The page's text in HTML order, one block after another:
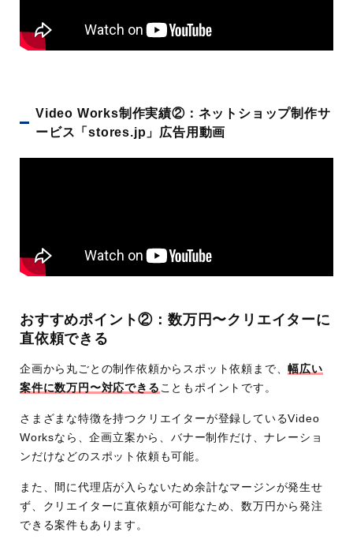
Video Works制作実績②：ネットショップ制作サ
ービス「stores.jp」広告用動画
おすすめポイント②：数万円〜クリエイターに
直依頼できる
企画から丸ごとの制作依頼からスポット依頼まで、幅広い
案件に数万円〜対応できる こともポイントです。
さまざまな特徴を持つクリエイターが登録しているVideo
Worksなら、企画立案から、バナー制作だけ、ナレーショ
ンだけなどのスポット依頼も可能。
また、間に代理店が入らないため余計なマージンが発生せ
ず、クリエイターに直依頼が可能なため、数万円から発注
できる案件もあります。